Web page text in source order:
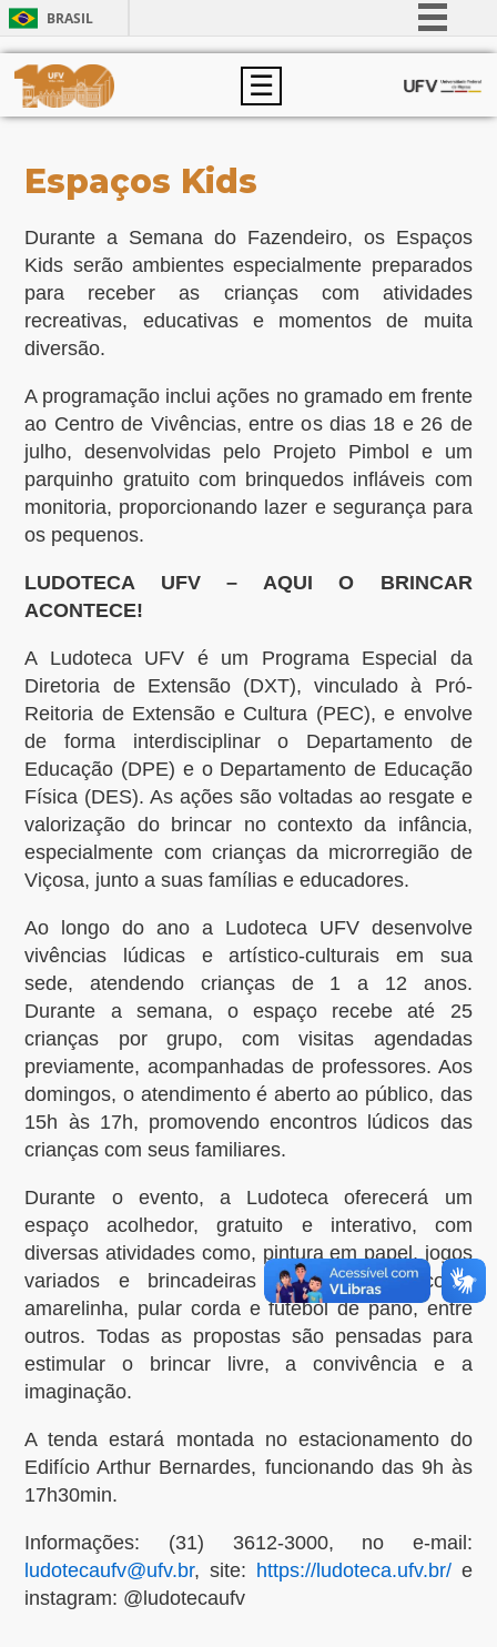
BRASIL
Simplifique!
Participe
Canais
☰
Espaços Kids
Durante a Semana do Fazendeiro, os Espaços
Kids serão ambientes especialmente preparados
para receber as crianças com atividades
recreativas, educativas e momentos de muita
diversão.
A programação inclui ações no gramado em frente
ao Centro de Vivências, entre os dias 18 e 26 de
julho, desenvolvidas pelo Projeto Pimbol e um
parquinho gratuito com brinquedos infláveis com
monitoria, proporcionando lazer e segurança para
os pequenos.
LUDOTECA UFV – AQUI O BRINCAR
ACONTECE!
A Ludoteca UFV é um Programa Especial da
Diretoria de Extensão (DXT), vinculado à Pró-
Reitoria de Extensão e Cultura (PEC), e envolve
de forma interdisciplinar o Departamento de
Educação (DPE) e o Departamento de Educação
Física (DES). As ações são voltadas ao resgate e
valorização do brincar no contexto da infância,
especialmente com crianças da microrregião de
Viçosa, junto a suas famílias e educadores.
Ao longo do ano a Ludoteca UFV desenvolve
vivências lúdicas e artístico-culturais em sua
sede, atendendo crianças de 1 a 12 anos.
Durante a semana, o espaço recebe até 25
crianças por grupo, com visitas agendadas
previamente, acompanhadas de professores. Aos
domingos, o atendimento é aberto ao público, das
15h às 17h, promovendo encontros lúdicos das
crianças com seus familiares.
Durante o evento, a Ludoteca oferecerá um
espaço acolhedor, gratuito e interativo, com
diversas atividades como, pintura em papel, jogos
variados e brincadeiras tradicionais – como
amarelinha, pular corda e futebol de pano, entre
outros. Todas as propostas são pensadas para
estimular o brincar livre, a convivência e a
imaginação.
A tenda estará montada no estacionamento do
Edifício Arthur Bernardes, funcionando das 9h às
17h30min.
Informações: (31) 3612-3000, no e-mail:
ludotecaufv@ufv.br, site: https://ludoteca.ufv.br/e
instagram: @ludotecaufv